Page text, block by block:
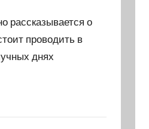
рассказывается о
проводить в
днях